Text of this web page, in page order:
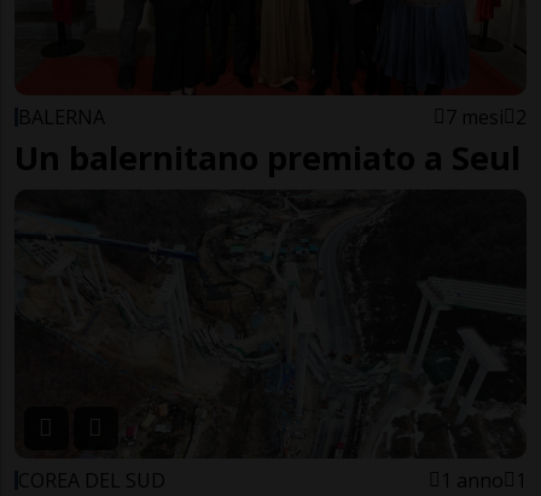
BALERNA 7 mesi 2
Un balernitano premiato a Seul
COREA DEL SUD 1 anno 1